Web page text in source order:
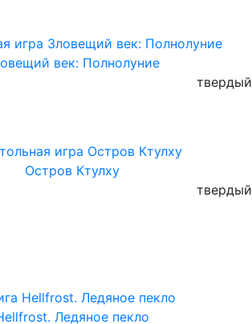
век: Полнолуние
твердый
Остров Ктулху
твердый
Ледяное пекло